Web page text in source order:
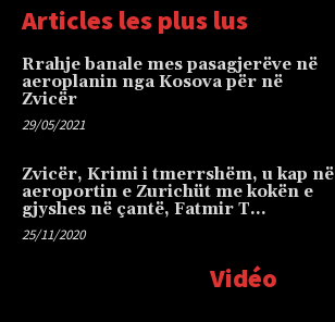
Articles les plus lus
Rrahje banale mes pasagjerëve në
aeroplanin nga Kosova për në
Zvicër
29/05/2021
Zvicër, Krimi i tmerrshëm, u kap në
aeroportin e Zurichüt me kokën e
gjyshes në çantë, Fatmir T…
25/11/2020
Vidéo